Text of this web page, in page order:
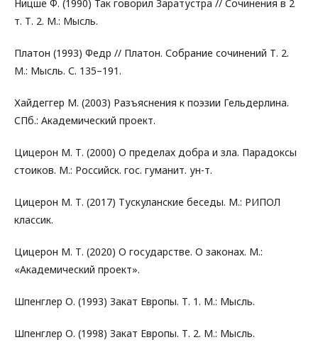
Ницше Ф. (1990) Так говорил Заратустра // Сочинения в 2
т. Т. 2. М.: Мысль.
Платон (1993) Федр // Платон. Собрание сочинений Т. 2.
М.: Мысль. С. 135–191.
Хайдеггер М. (2003) Разъяснения к поэзии Гельдерлина.
СПб.: Академический проект.
Цицерон М. Т. (2000) О пределах добра и зла. Парадоксы
стоиков. М.: Российск. гос. гуманит. ун-т.
Цицерон М. Т. (2017) Тускуланские беседы. М.: РИПОЛ
классик.
Цицерон М. Т. (2020) О государстве. О законах. М.:
«Академический проект».
Шпенглер О. (1993) Закат Европы. Т. 1. М.: Мысль.
Шпенглер О. (1998) Закат Европы. Т. 2. М.: Мысль.